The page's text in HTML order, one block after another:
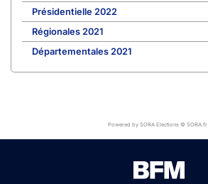
Présidentielle 2022
Régionales 2021
Départementales 2021
Powered by SORA Elections © SORA.fr